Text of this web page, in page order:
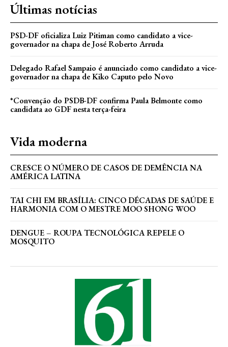
Últimas notícias
PSD-DF oficializa Luiz Pitiman como candidato a vice-
governador na chapa de José Roberto Arruda
Delegado Rafael Sampaio é anunciado como candidato a vice-
governador na chapa de Kiko Caputo pelo Novo
*Convenção do PSDB-DF confirma Paula Belmonte como
candidata ao GDF nesta terça-feira
Vida moderna
CRESCE O NÚMERO DE CASOS DE DEMÊNCIA NA
AMÉRICA LATINA
TAI CHI EM BRASÍLIA: CINCO DÉCADAS DE SAÚDE E
HARMONIA COM O MESTRE MOO SHONG WOO
DENGUE – ROUPA TECNOLÓGICA REPELE O
MOSQUITO